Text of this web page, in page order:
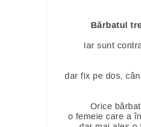
Bărbatul
Iar sunt
dar fix pe dos,
Orice
o femeie care a